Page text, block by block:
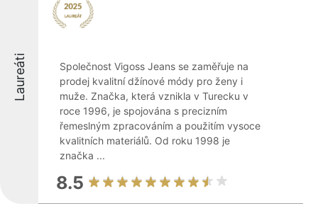
Laureáti
Společnost Vigoss Jeans se zaměřuje na
prodej kvalitní džínové módy pro ženy i
muže. Značka, která vznikla v Turecku v
roce 1996, je spojována s precizním
řemeslným zpracováním a použitím vysoce
kvalitních materiálů. Od roku 1998 je
značka ...
8.5